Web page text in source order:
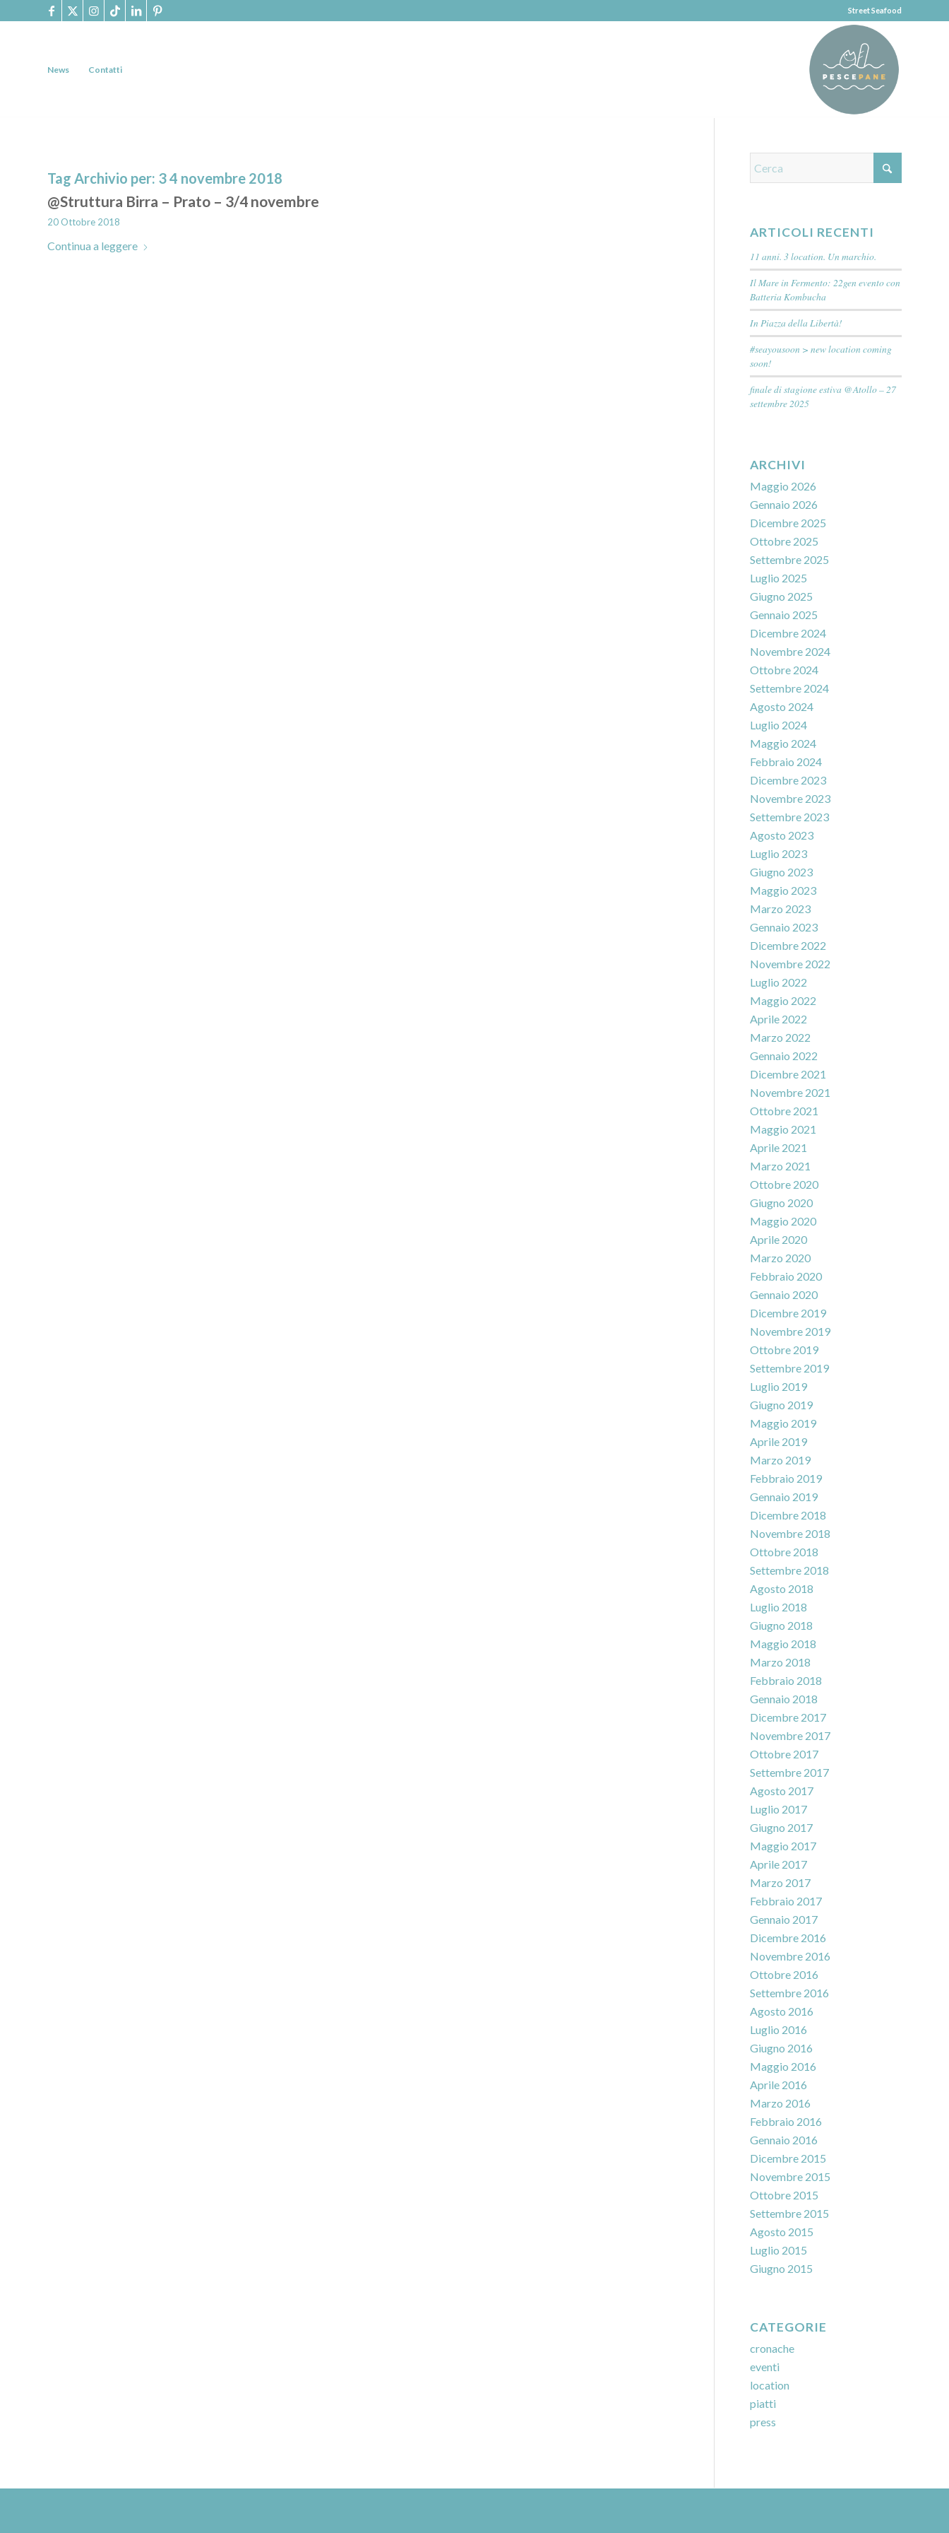
Street Seafood
News Contatti
Tag Archivio per: 3 4 novembre 2018
@Struttura Birra – Prato – 3/4 novembre
20 Ottobre 2018
Continua a leggere
ARTICOLI RECENTI
11 anni. 3 location. Un marchio.
Il Mare in Fermento: 22gen evento con
Batteria Kombucha
In Piazza della Libertà!
#seayousoon > new location coming
soon!
finale di stagione estiva @Atollo – 27
settembre 2025
ARCHIVI
Maggio 2026
Gennaio 2026
Dicembre 2025
Ottobre 2025
Settembre 2025
Luglio 2025
Giugno 2025
Gennaio 2025
Dicembre 2024
Novembre 2024
Ottobre 2024
Settembre 2024
Agosto 2024
Luglio 2024
Maggio 2024
Febbraio 2024
Dicembre 2023
Novembre 2023
Settembre 2023
Agosto 2023
Luglio 2023
Giugno 2023
Maggio 2023
Marzo 2023
Gennaio 2023
Dicembre 2022
Novembre 2022
Luglio 2022
Maggio 2022
Aprile 2022
Marzo 2022
Gennaio 2022
Dicembre 2021
Novembre 2021
Ottobre 2021
Maggio 2021
Aprile 2021
Marzo 2021
Ottobre 2020
Giugno 2020
Maggio 2020
Aprile 2020
Marzo 2020
Febbraio 2020
Gennaio 2020
Dicembre 2019
Novembre 2019
Ottobre 2019
Settembre 2019
Luglio 2019
Giugno 2019
Maggio 2019
Aprile 2019
Marzo 2019
Febbraio 2019
Gennaio 2019
Dicembre 2018
Novembre 2018
Ottobre 2018
Settembre 2018
Agosto 2018
Luglio 2018
Giugno 2018
Maggio 2018
Marzo 2018
Febbraio 2018
Gennaio 2018
Dicembre 2017
Novembre 2017
Ottobre 2017
Settembre 2017
Agosto 2017
Luglio 2017
Giugno 2017
Maggio 2017
Aprile 2017
Marzo 2017
Febbraio 2017
Gennaio 2017
Dicembre 2016
Novembre 2016
Ottobre 2016
Settembre 2016
Agosto 2016
Luglio 2016
Giugno 2016
Maggio 2016
Aprile 2016
Marzo 2016
Febbraio 2016
Gennaio 2016
Dicembre 2015
Novembre 2015
Ottobre 2015
Settembre 2015
Agosto 2015
Luglio 2015
Giugno 2015
CATEGORIE
cronache
eventi
location
piatti
press